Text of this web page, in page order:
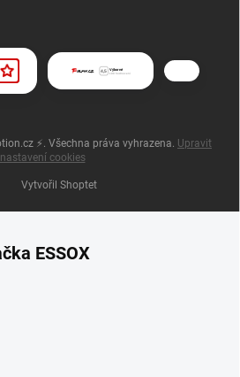
Vytvořil Shoptet
⚡. Všechna práva vyhrazena. Upravit
nastavení cookies
ESSOX